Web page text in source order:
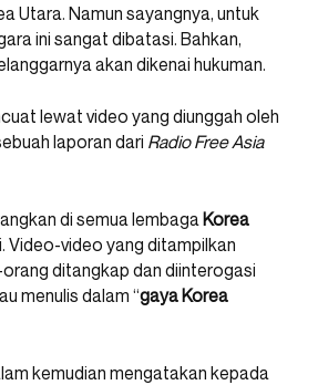
Utara. Namun sayangnya, untuk
ini sangat dibatasi. Bahkan,
akan dikenai hukuman.
lewat video yang diunggah oleh
laporan dari Radio Free Asia
di semua lembaga Korea
Video-video yang ditampilkan
ditangkap dan diinterogasi
menulis dalam “gaya Korea
kemudian mengatakan kepada